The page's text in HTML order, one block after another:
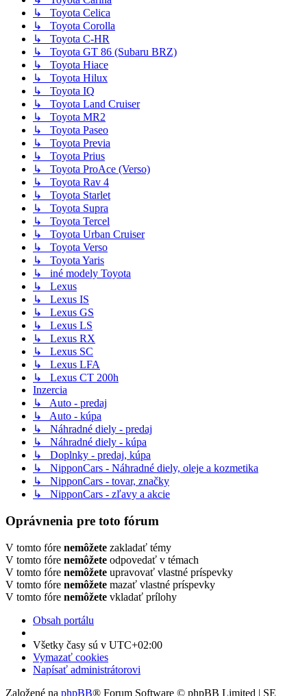
↳ Toyota Celica
↳ Toyota Corolla
↳ Toyota C-HR
↳ Toyota GT 86 (Subaru BRZ)
↳ Toyota Hiace
↳ Toyota Hilux
↳ Toyota IQ
↳ Toyota Land Cruiser
↳ Toyota MR2
↳ Toyota Paseo
↳ Toyota Previa
↳ Toyota Prius
↳ Toyota ProAce (Verso)
↳ Toyota Rav 4
↳ Toyota Starlet
↳ Toyota Supra
↳ Toyota Tercel
↳ Toyota Urban Cruiser
↳ Toyota Verso
↳ Toyota Yaris
↳ iné modely Toyota
↳ Lexus
↳ Lexus IS
↳ Lexus GS
↳ Lexus LS
↳ Lexus RX
↳ Lexus SC
↳ Lexus LFA
↳ Lexus CT 200h
Inzercia
↳ Auto - predaj
↳ Auto - kúpa
↳ Náhradné diely - predaj
↳ Náhradné diely - kúpa
↳ Doplnky - predaj, kúpa
↳ NipponCars - Náhradné diely, oleje a kozmetika
↳ NipponCars - tovar, značky
↳ NipponCars - zľavy a akcie
Oprávnenia pre toto fórum
V tomto fóre nemôžete zakladať témy
V tomto fóre nemôžete odpovedať v témach
V tomto fóre nemôžete upravovať vlastné príspevky
V tomto fóre nemôžete mazať vlastné príspevky
V tomto fóre nemôžete vkladať prílohy
Obsah portálu
Všetky časy sú v UTC+02:00
Vymazať cookies
Napísať administrátorovi
Založené na phpBB® Forum Software © phpBB Limited | SE